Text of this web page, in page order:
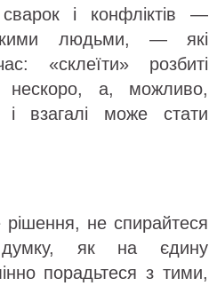
і конфліктів —
людьми, — які
«склеїти» розбиті
нескоро, а, можливо,
і взагалі може стати
не спирайтеся
як на єдину
порадьтеся з тими,